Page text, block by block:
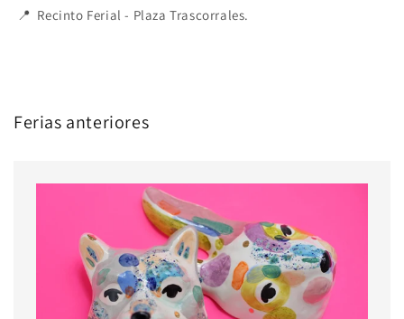
📍 Recinto Ferial - Plaza Trascorrales.
Ferias anteriores